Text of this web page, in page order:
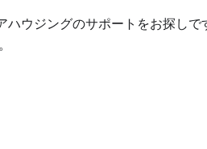
ハウジングのサポートをお探しで